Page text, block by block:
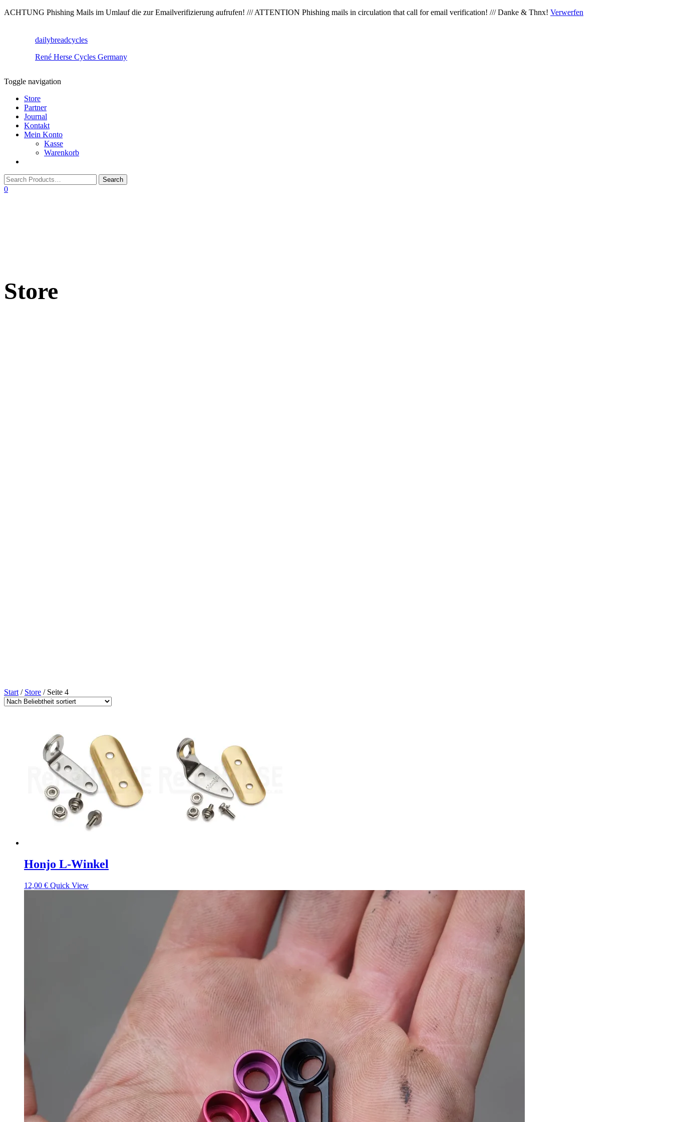
ACHTUNG Phishing Mails im Umlauf die zur Emailverifizierung aufrufen! /// ATTENTION Phishing mails in circulation that call for email verification! /// Danke & Thnx! Verwerfen
dailybreadcycles
René Herse Cycles Germany
Toggle navigation
Store
Partner
Journal
Kontakt
Mein Konto
Kasse
Warenkorb
0
Store
Start / Store / Seite 4
Honjo L-Winkel
12,00 € Quick View